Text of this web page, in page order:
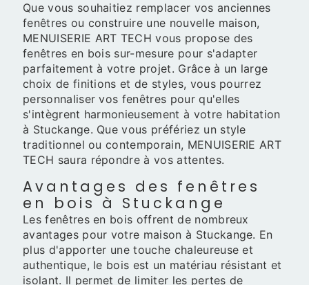
Que vous souhaitiez remplacer vos anciennes
fenêtres ou construire une nouvelle maison,
MENUISERIE ART TECH vous propose des
fenêtres en bois sur-mesure pour s'adapter
parfaitement à votre projet. Grâce à un large
choix de finitions et de styles, vous pourrez
personnaliser vos fenêtres pour qu'elles
s'intègrent harmonieusement à votre habitation
à Stuckange. Que vous préfériez un style
traditionnel ou contemporain, MENUISERIE ART
TECH saura répondre à vos attentes.
Avantages des fenêtres
en bois à Stuckange
Les fenêtres en bois offrent de nombreux
avantages pour votre maison à Stuckange. En
plus d'apporter une touche chaleureuse et
authentique, le bois est un matériau résistant et
isolant. Il permet de limiter les pertes de